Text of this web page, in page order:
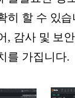
히 할 수 있
, 감사 및 보
를 가집니다.